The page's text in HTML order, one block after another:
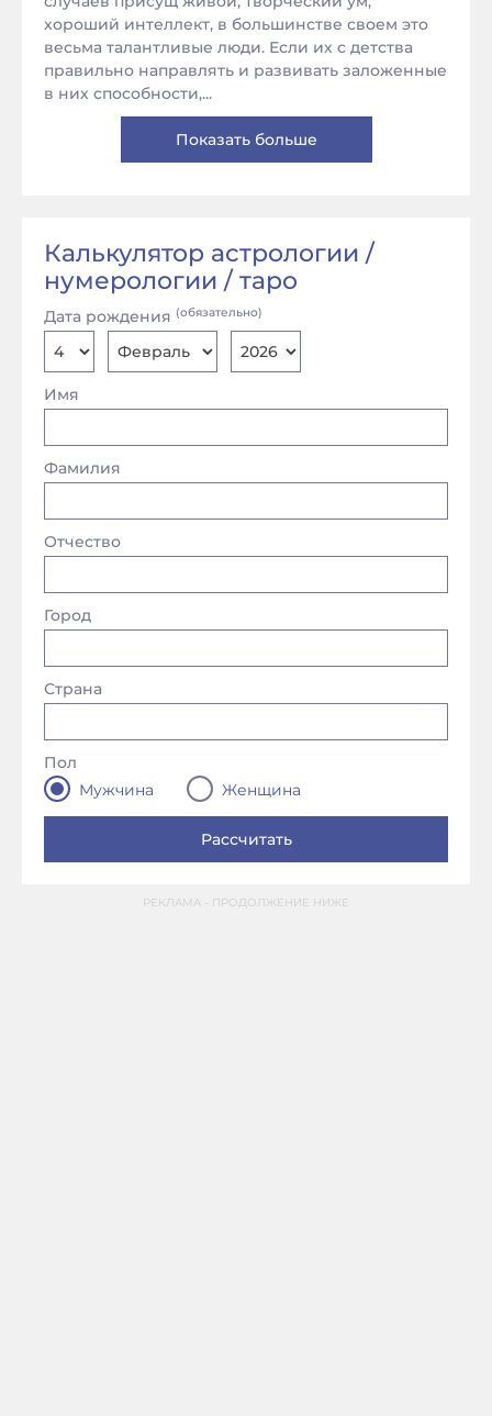
хороший интеллект, в большинстве своем это
весьма талантливые люди. Если их с детства
правильно направлять и развивать заложенные
в них способности,...
Показать больше
Калькулятор астрологии /
нумерологии / таро
Имя
Фамилия
Отчество
Дата рождения (обязательно)
Страна
Город
Пол
Мужчина
Женщина
РЕКЛАМА - ПРОДОЛЖЕНИЕ НИЖЕ